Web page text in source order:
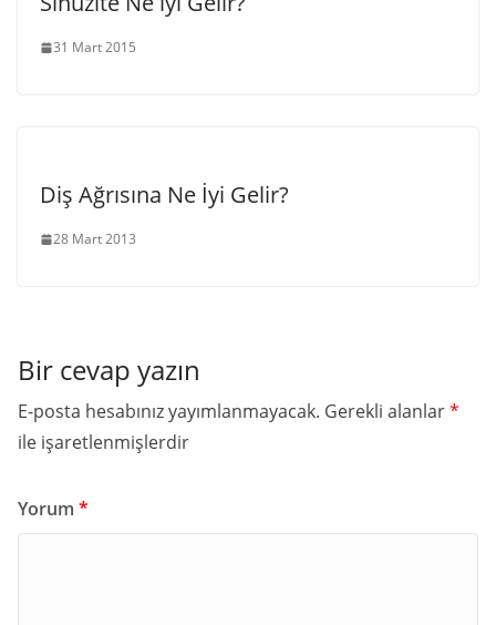
31 Mart 2015
Diş Ağrısına Ne İyi Gelir?
28 Mart 2013
Bir cevap yazın
E-posta hesabınız yayımlanmayacak. Gerekli alanlar*
ile işaretlenmişlerdir
Yorum *